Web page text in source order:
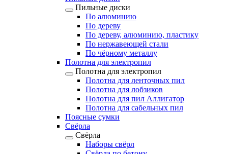
Пильные диски
По алюминию
По дереву
По дереву, алюминию, пластику
По нержавеющей стали
По чёрному металлу
Полотна для электропил
Полотна для электропил
Полотна для ленточных пил
Полотна для лобзиков
Полотна для пил Аллигатор
Полотна для сабельных пил
Поясные сумки
Свёрла
Свёрла
Наборы свёрл